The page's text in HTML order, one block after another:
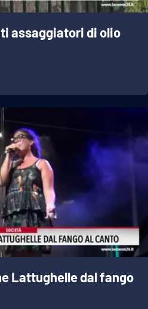
assaggiatori di olio
Lattughelle dal fango